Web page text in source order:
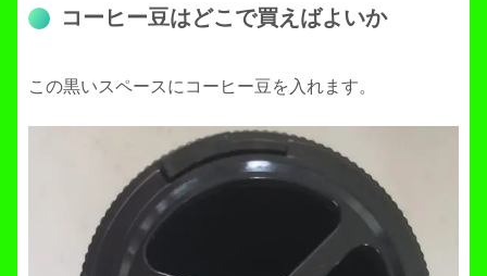
コーヒー豆はどこで買えばよいか
この黒いスペースにコーヒー豆を入れます。